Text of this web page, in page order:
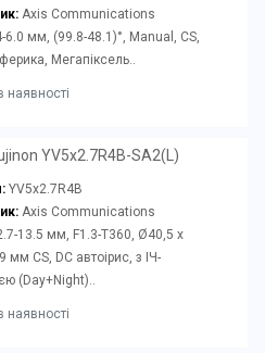
Axis Communications
6.0 мм, (99.8-48.1)°, Manual, CS,
Мегапіксель..
наявності
YV5x2.7R4B-SA2(L)
YV5x2.7R4B
Axis Communications
13.5 мм, F1.3-T360, Ø40,5 х
мм CS, DC автоірис, з ІЧ-
(Day+Night)..
наявності